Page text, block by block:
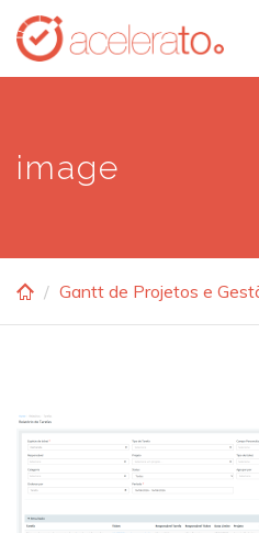
Skip
main
image
Gantt de Projetos e